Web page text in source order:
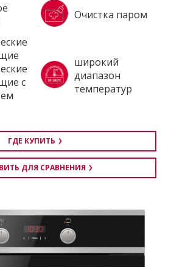
Очистка паром
с
широкий
диапазон
температур
ГДЕ КУПИТЬ
ДЛЯ СРАВНЕНИЯ